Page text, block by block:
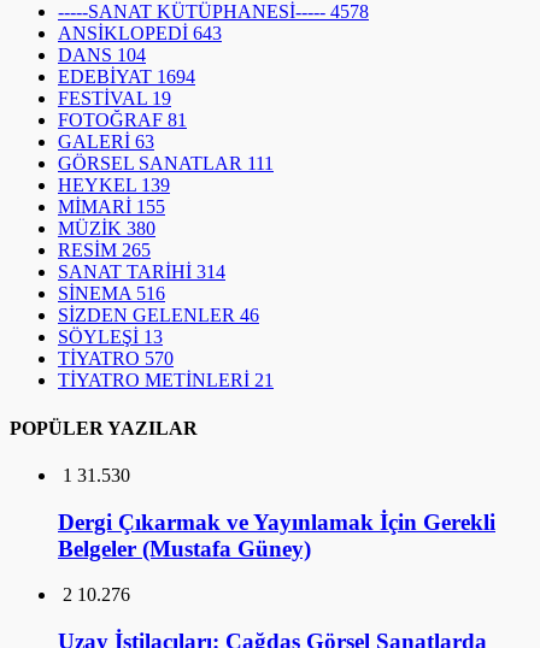
-----SANAT KÜTÜPHANESİ----- 4578
ANSİKLOPEDİ 643
DANS 104
EDEBİYAT 1694
FESTİVAL 19
FOTOĞRAF 81
GALERİ 63
GÖRSEL SANATLAR 111
HEYKEL 139
MİMARİ 155
MÜZİK 380
RESİM 265
SANAT TARİHİ 314
SİNEMA 516
SİZDEN GELENLER 46
SÖYLEŞİ 13
TİYATRO 570
TİYATRO METİNLERİ 21
POPÜLER YAZILAR
1 31.530
Dergi Çıkarmak ve Yayınlamak İçin Gerekli
Belgeler (Mustafa Güney)
2 10.276
Uzay İstilacıları: Çağdaş Görsel Sanatlarda